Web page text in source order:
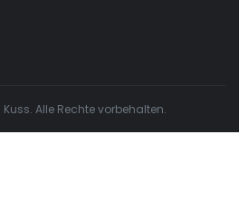
Alle Rechte vorbehalten.